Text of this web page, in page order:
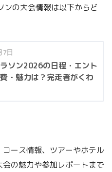
の大会情報は以下からど
7日
ソン2026の日程・エント
・魅力は？完走者がくわ
ース情報、ツアーやホテル
の魅力や参加レポートまで